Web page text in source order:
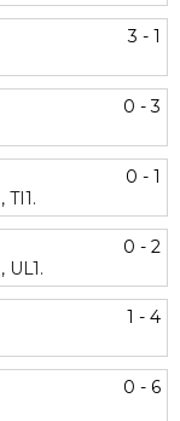
3 - 1
0 - 3
0 - 1
TI1.
0 - 2
UL1.
1 - 4
0 - 6